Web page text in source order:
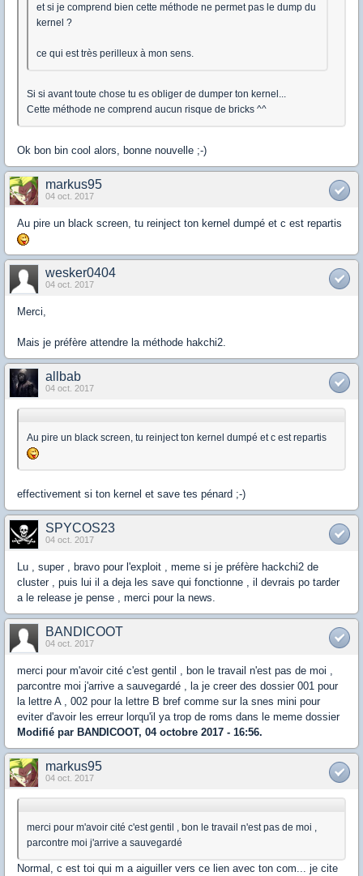
et si je comprend bien cette méthode ne permet pas le dump du
kernel ?
ce qui est très perilleux à mon sens.
Si si avant toute chose tu es obliger de dumper ton kernel...
Cette méthode ne comprend aucun risque de bricks ^^
Ok bon bin cool alors, bonne nouvelle ;-)
markus95
04 oct. 2017
Au pire un black screen, tu reinject ton kernel dumpé et c est repartis
wesker0404
04 oct. 2017
Merci,
Mais je préfère attendre la méthode hakchi2.
allbab
04 oct. 2017
Au pire un black screen, tu reinject ton kernel dumpé et c est repartis
effectivement si ton kernel et save tes pénard ;-)
SPYCOS23
04 oct. 2017
Lu , super , bravo pour l'exploit , meme si je préfère hackchi2 de
cluster , puis lui il a deja les save qui fonctionne , il devrais po tarder
a le release je pense , merci pour la news.
BANDICOOT
04 oct. 2017
merci pour m'avoir cité c'est gentil , bon le travail n'est pas de moi ,
parcontre moi j'arrive a sauvegardé , la je creer des dossier 001 pour
la lettre A , 002 pour la lettre B bref comme sur la snes mini pour
eviter d'avoir les erreur lorqu'il ya trop de roms dans le meme dossier
Modifié par BANDICOOT, 04 octobre 2017 - 16:56.
markus95
04 oct. 2017
merci pour m'avoir cité c'est gentil , bon le travail n'est pas de moi ,
parcontre moi j'arrive a sauvegardé
Normal, c est toi qui m a aiguiller vers ce lien avec ton com... je cite